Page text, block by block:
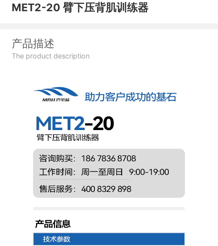
MET2-20 臂下压背肌训练器
产品描述
The product description